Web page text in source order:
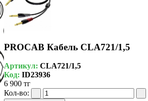
PROCAB Кабель CLA721/1,5
Артикул: CLA721/1,5
Код: ID23936
6 900 тг
Кол-во: